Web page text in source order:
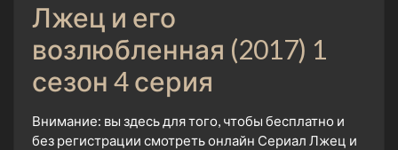
Лжец и его
возлюбленная (2017) 1
сезон 4 серия
Внимание: вы здесь для того, чтобы бесплатно и
без регистрации смотреть онлайн Сериал Лжец и